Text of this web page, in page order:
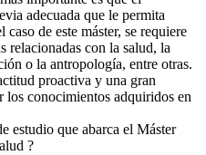
adecuada que le permita
de este máster, se requiere
relacionadas con la salud, la
o la antropología, entre otras.
proactiva y una gran
los conocimientos adquiridos en
estudio que abarca el Máster
?